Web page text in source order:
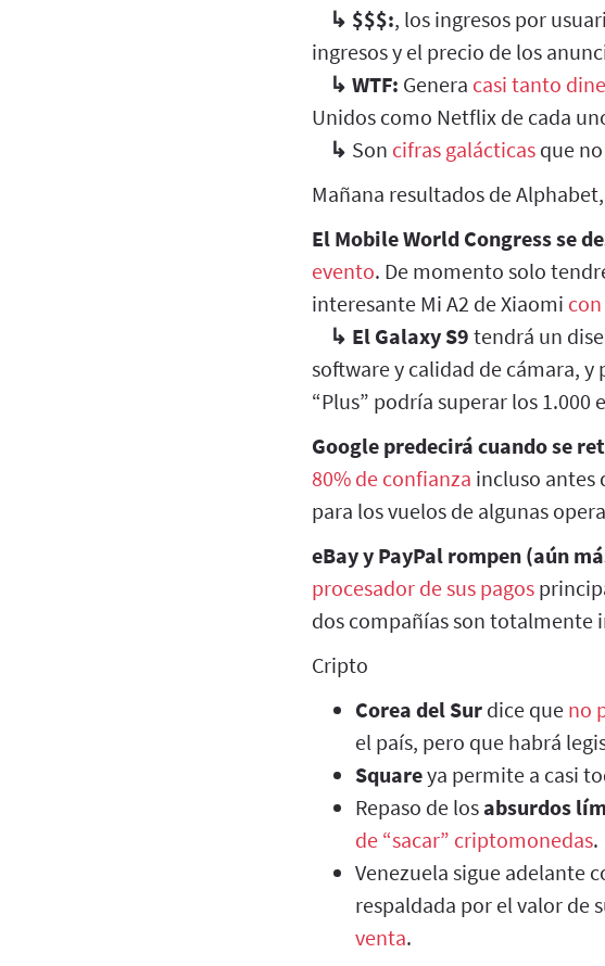
↳ $$$:, los ingresos por
ingresos y el precio de los
↳ WTF: Genera casi tanto
Unidos como Netflix de cada
↳ Son cifras galácticas que
Mañana resultados de
El Mobile World Congress se
evento. De momento solo
interesante Mi A2 de Xiaomi
↳ El Galaxy S9 tendrá un
software y calidad de cámara, y
“Plus” podría superar los 1.000
Google predecirá cuando se
80% de confianza incluso antes
para los vuelos de algunas
eBay y PayPal rompen (aún
procesador de sus pagos
dos compañías son totalmente
Cripto
Corea del Sur dice que no
el país, pero que habrá
Squareya permite a casi
Repaso de los absurdos
de “sacar” criptomonedas.
Venezuela sigue adelante
respaldada por el valor de
venta.